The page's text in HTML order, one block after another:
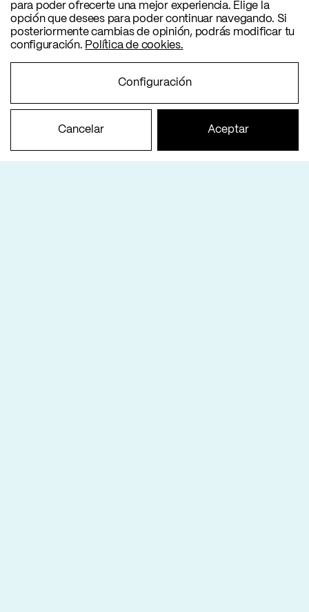
para poder ofrecerte una mejor experiencia. Elige la
opción que desees para poder continuar navegando. Si
posteriormente cambias de opinión, podrás modificar tu
configuración. Política de cookies.
Configuración
Cancelar Aceptar